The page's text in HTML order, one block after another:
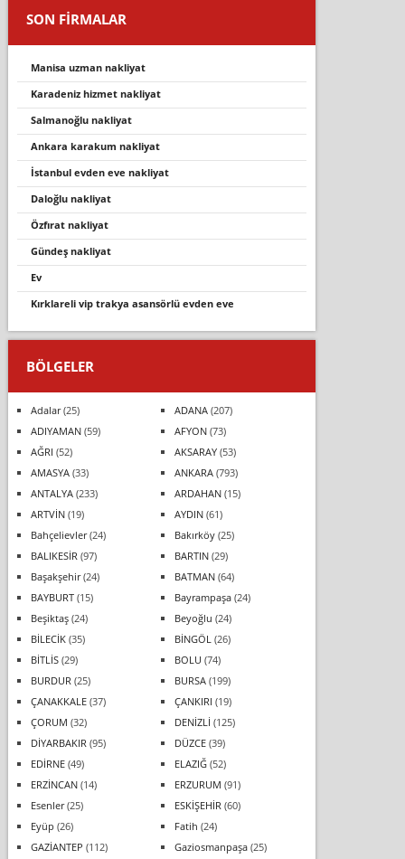
SON FİRMALAR
manisa uzman nakliyat
karadeniz hizmet nakliyat
salmanoğlu nakliyat
ankara karakum nakliyat
i̇stanbul evden eve nakli̇yat
daloğlu nakli̇yat
özfirat nakli̇yat
gündeş nakliyat
ev
kirklareli̇ vi̇p trakya asansörlü evden eve
BÖLGELER
Adalar(25) ADANA(207)
ADIYAMAN(59) AFYON(73)
AĞRI (52) AKSARAY(53)
AMASYA(33) ANKARA(793)
ANTALYA(233) ARDAHAN(15)
ARTVİN(19) AYDIN(61)
Bahçelievler(24) Bakırköy(25)
BALIKESİR (97) BARTIN(29)
Başakşehir(24) BATMAN(64)
BAYBURT(15) Bayrampaşa(24)
Beşiktaş(24) Beyoğlu (24)
BİLECİK(35) BİNGÖL (26)
BİTLİS(29) BOLU (74)
BURDUR (25) BURSA(199)
ÇANAKKALE(37) ÇANKIRI (19)
ÇORUM (32) DENİZLİ (125)
DİYARBAKIR (95) DÜZCE(39)
EDİRNE(49) ELAZIĞ(52)
ERZİNCAN(14) ERZURUM (91)
Esenler(25) ESKİŞEHİR (60)
Eyüp (26) Fatih (24)
GAZİANTEP (112) Gaziosmanpaşa(25)